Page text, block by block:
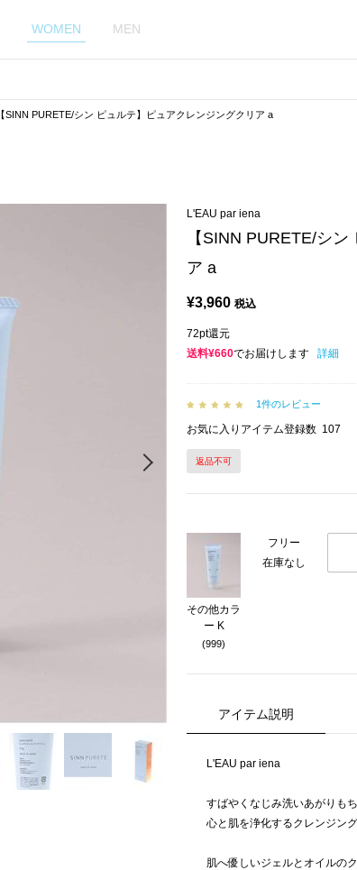
WOMEN MEN
【SINN PURETE/シン ピュルテ】ピュアクレンジングクリア a
Next
L'EAU par iena
【SINN PURETE/シ
ア a
¥3,960 税込
72pt還元
送料¥660でお届けします 詳細
1件のレビュー
お気に入りアイテム登録数 107
返品不可
その他カラ
ー K
(999)
フリー
在庫なし
アイテム説明
L'EAU par iena
すばやくなじみ洗いあがりもち
心と肌を浄化するクレンジン
肌へ優しいジェルとオイルの